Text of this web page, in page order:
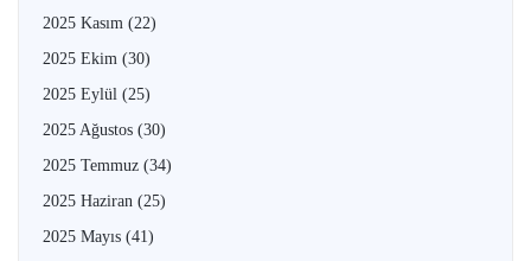
2025 Kasım (22)
2025 Ekim (30)
2025 Eylül (25)
2025 Ağustos (30)
2025 Temmuz (34)
2025 Haziran (25)
2025 Mayıs (41)